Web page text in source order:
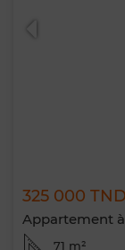
325 000 TND
Appartement à
71 m²